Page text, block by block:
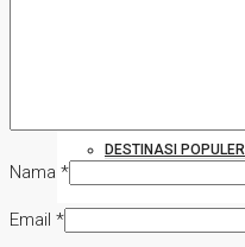
DESTINASI POPULER
Nama *
Email *